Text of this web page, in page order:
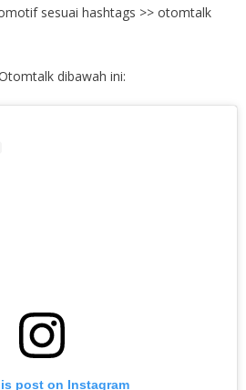
sesuai hashtags >> otomtalk
dibawah ini:
post on Instagram